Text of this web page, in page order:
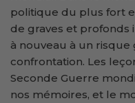
politique du plus fort
de graves et profonds
à nouveau à un risque
confrontation. Les
Seconde Guerre
nos mémoires, et le